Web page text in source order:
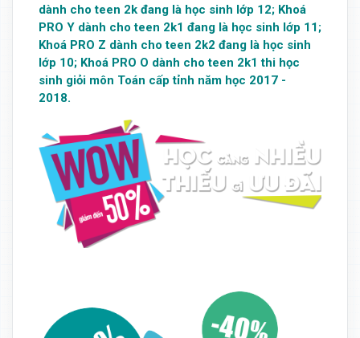
dành cho teen 2k đang là học sinh lớp 12; Khoá
PRO Y dành cho teen 2k1 đang là học sinh lớp 11;
Khoá PRO Z dành cho teen 2k2 đang là học sinh
lớp 10; Khoá PRO O dành cho teen 2k1 thi học
sinh giỏi môn Toán cấp tỉnh năm học 2017 -
2018.